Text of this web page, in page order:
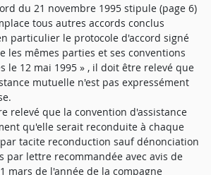
du 21 novembre 1995 stipule (page 6)
tous autres accords conclus
particulier le protocole d'accord signé
les mêmes parties et ses conventions
le 12 mai 1995 » , il doit être relevé que
mutuelle n'est pas expressément
relevé que la convention d'assistance
qu'elle serait reconduite à chaque
tacite reconduction sauf dénonciation
par lettre recommandée avec avis de
mars de l'année de la compagne